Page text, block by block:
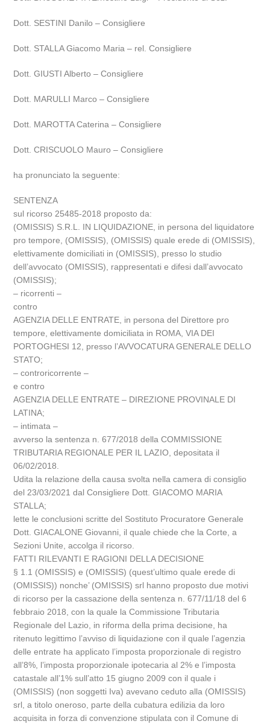
Dott. SESTINI Danilo – Consigliere
Dott. STALLA Giacomo Maria – rel. Consigliere
Dott. GIUSTI Alberto – Consigliere
Dott. MARULLI Marco – Consigliere
Dott. MAROTTA Caterina – Consigliere
Dott. CRISCUOLO Mauro – Consigliere
ha pronunciato la seguente:
SENTENZA
sul ricorso 25485-2018 proposto da:
(OMISSIS) S.R.L. IN LIQUIDAZIONE, in persona del liquidatore
pro tempore, (OMISSIS), (OMISSIS) quale erede di (OMISSIS),
elettivamente domiciliati in (OMISSIS), presso lo studio
dell’avvocato (OMISSIS), rappresentati e difesi dall’avvocato
(OMISSIS);
– ricorrenti –
contro
AGENZIA DELLE ENTRATE, in persona del Direttore pro
tempore, elettivamente domiciliata in ROMA, VIA DEI
PORTOGHESI 12, presso l’AVVOCATURA GENERALE DELLO
STATO;
– controricorrente –
e contro
AGENZIA DELLE ENTRATE – DIREZIONE PROVINALE DI
LATINA;
– intimata –
avverso la sentenza n. 677/2018 della COMMISSIONE
TRIBUTARIA REGIONALE PER IL LAZIO, depositata il
06/02/2018.
Udita la relazione della causa svolta nella camera di consiglio
del 23/03/2021 dal Consigliere Dott. GIACOMO MARIA
STALLA;
lette le conclusioni scritte del Sostituto Procuratore Generale
Dott. GIACALONE Giovanni, il quale chiede che la Corte, a
Sezioni Unite, accolga il ricorso.
FATTI RILEVANTI E RAGIONI DELLA DECISIONE
§ 1.1 (OMISSIS) e (OMISSIS) (quest’ultimo quale erede di
(OMISSIS)) nonche’ (OMISSIS) srl hanno proposto due motivi
di ricorso per la cassazione della sentenza n. 677/11/18 del 6
febbraio 2018, con la quale la Commissione Tributaria
Regionale del Lazio, in riforma della prima decisione, ha
ritenuto legittimo l’avviso di liquidazione con il quale l’agenzia
delle entrate ha applicato l’imposta proporzionale di registro
all’8%, l’imposta proporzionale ipotecaria al 2% e l’imposta
catastale all’1% sull’atto 15 giugno 2009 con il quale i
(OMISSIS) (non soggetti Iva) avevano ceduto alla (OMISSIS)
srl, a titolo oneroso, parte della cubatura edilizia da loro
acquisita in forza di convenzione stipulata con il Comune di